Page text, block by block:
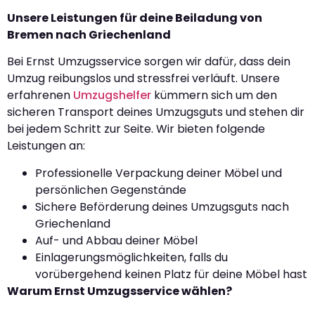
Unsere Leistungen für deine Beiladung von
Bremen nach Griechenland
Bei Ernst Umzugsservice sorgen wir dafür, dass dein
Umzug reibungslos und stressfrei verläuft. Unsere
erfahrenen Umzugshelfer kümmern sich um den
sicheren Transport deines Umzugsguts und stehen dir
bei jedem Schritt zur Seite. Wir bieten folgende
Leistungen an:
Professionelle Verpackung deiner Möbel und
persönlichen Gegenstände
Sichere Beförderung deines Umzugsguts nach
Griechenland
Auf- und Abbau deiner Möbel
Einlagerungsmöglichkeiten, falls du
vorübergehend keinen Platz für deine Möbel hast
Warum Ernst Umzugsservice wählen?